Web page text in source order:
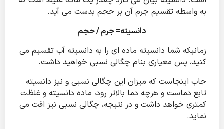
به واسطه تقسیم جرم آن بر حجم بدست می آید.
دانسیته= جرم / حجم
زمانیکه شما دانسیته ماده ای را به دانسیته آب تقسیم می
کنید، پس معیاری بنام چگالی نسبی خواهید داشت.
جاب اینجاست که میزان این چگالی نسبی و نیز دانسیته
تابع دماست و هرچه دما بالاتر رود، ماده دانسیته و غلظت
کمتری خواهد داشت و در نتیجه، چگالی نسبی نیز افت می
نماید.